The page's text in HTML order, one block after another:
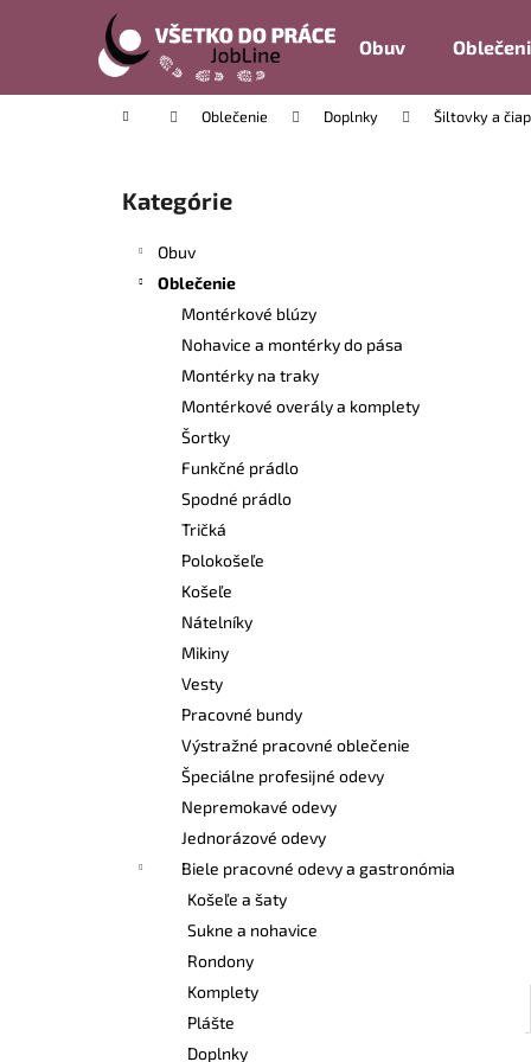
Obuv
Domov Oblečenie Doplnky Šiltovky a
Preskočiť
kategórie
Kategórie
Obuv
Oblečenie
Montérkové blúzy
Nohavice a montérky do pása
Montérky na traky
Montérkové overály a komplety
Šortky
Funkčné prádlo
Spodné prádlo
Tričká
Polokošeľe
Košeľe
Nátelníky
Mikiny
Vesty
Pracovné bundy
Výstražné pracovné oblečenie
Špeciálne profesijné odevy
Nepremokavé odevy
Jednorázové odevy
Biele pracovné odevy a gastronómia
Košeľe a šaty
Sukne a nohavice
Rondony
Komplety
Plášte
Doplnky
í
Späť
do
Späť
do
DÁMSKE ŠATY CXS BELLA BIELE SO
ZELENÝMI DOPLNKAMI
€24,50